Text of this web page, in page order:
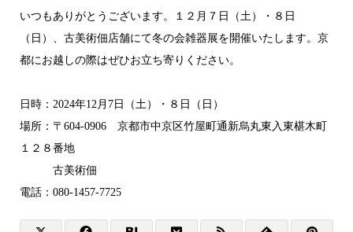
いつもありがとうございます。１２月７日（土）・８日
（日）、古美術佃店舗にて冬の会雑器展を開催いたします。京
都にお越しの際はぜひお立ち寄りください。
日時：2024年12月7日（土）・８日（日）
場所：〒604-0906 京都市中京区竹屋町通新烏丸東入東椹木町
１２８番地
古美術佃
電話：080-1457-7725